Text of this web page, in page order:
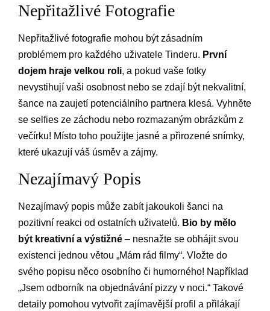
Nepřitažlivé Fotografie
Nepřitažlivé fotografie mohou být zásadním
problémem pro každého uživatele Tinderu. První
dojem hraje velkou roli, a pokud vaše fotky
nevystihují vaši osobnost nebo se zdají být nekvalitní,
šance na zaujetí potenciálního partnera klesá. Vyhněte
se selfies ze záchodu nebo rozmazaným obrázkům z
večírku! Místo toho použijte jasné a přirozené snímky,
které ukazují váš úsměv a zájmy.
Nezajímavý Popis
Nezajímavý popis může zabít jakoukoli šanci na
pozitivní reakci od ostatních uživatelů. Bio by mělo
být kreativní a výstižné – nesnažte se obhájit svou
existenci jednou větou „Mám rád filmy“. Vložte do
svého popisu něco osobního či humorného! Například
„Jsem odborník na objednávání pizzy v noci.“ Takové
detaily pomohou vytvořit zajímavější profil a přilákají